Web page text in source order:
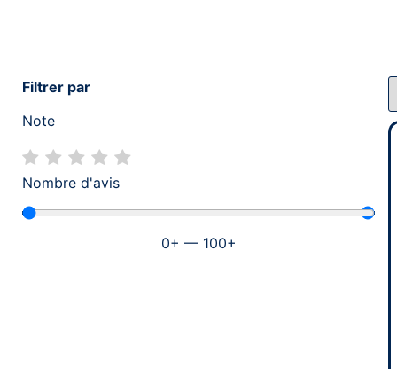
Filtrer par
Note
Nombre d'avis
0+ — 100+